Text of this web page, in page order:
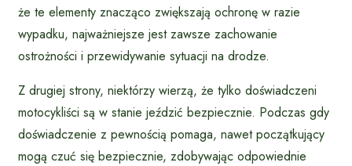
że te elementy znacząco zwiększają ochronę w razie
wypadku, najważniejsze jest zawsze zachowanie
ostrożności i przewidywanie sytuacji na drodze.
Z drugiej strony, niektórzy wierzą, że tylko doświadczeni
motocykliści są w stanie jeździć bezpiecznie. Podczas gdy
doświadczenie z pewnością pomaga, nawet początkujący
mogą czuć się bezpiecznie, zdobywając odpowiednie